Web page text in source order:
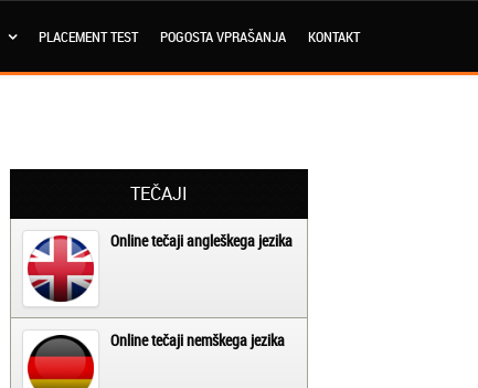
PLACEMENT TEST POGOSTA VPRAŠANJA KONTAKT
TEČAJI
Online tečaji angleškega jezika
Online tečaji nemškega jezika